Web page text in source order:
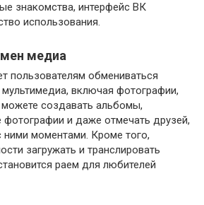
знакомства, интерфейс ВК
использования.
медиа
пользователям обмениваться
включая фотографии,
создавать альбомы,
и даже отмечать друзей,
ними моментами. Кроме того,
загружать и транслировать
раем для любителей